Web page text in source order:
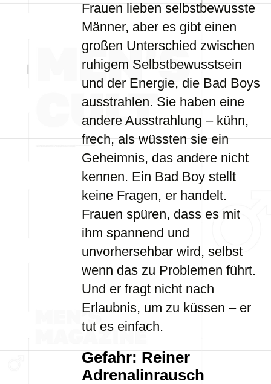
Frauen lieben selbstbewusste
Männer, aber es gibt einen
großen Unterschied zwischen
ruhigem Selbstbewusstsein
und der Energie, die Bad Boys
ausstrahlen. Sie haben eine
andere Ausstrahlung – kühn,
frech, als wüssten sie ein
Geheimnis, das andere nicht
kennen. Ein Bad Boy stellt
keine Fragen, er handelt.
Frauen spüren, dass es mit
ihm spannend und
unvorhersehbar wird, selbst
wenn das zu Problemen führt.
Und er fragt nicht nach
Erlaubnis, um zu küssen – er
tut es einfach.
Gefahr: Reiner
Adrenalinrausch